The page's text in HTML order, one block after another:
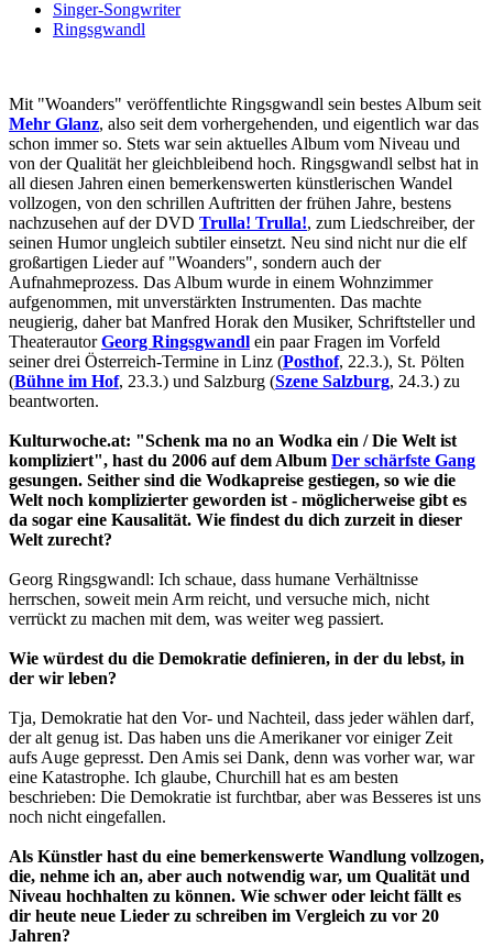
Singer-Songwriter
Ringsgwandl
Mit "Woanders" veröffentlichte Ringsgwandl sein bestes Album seit
Mehr Glanz, also seit dem vorhergehenden, und eigentlich war das
schon immer so. Stets war sein aktuelles Album vom Niveau und
von der Qualität her gleichbleibend hoch. Ringsgwandl selbst hat in
all diesen Jahren einen bemerkenswerten künstlerischen Wandel
vollzogen, von den schrillen Auftritten der frühen Jahre, bestens
nachzusehen auf der DVD Trulla! Trulla!, zum Liedschreiber, der
seinen Humor ungleich subtiler einsetzt. Neu sind nicht nur die elf
großartigen Lieder auf "Woanders", sondern auch der
Aufnahmeprozess. Das Album wurde in einem Wohnzimmer
aufgenommen, mit unverstärkten Instrumenten. Das machte
neugierig, daher bat Manfred Horak den Musiker, Schriftsteller und
TheaterautorGeorg Ringsgwandl ein paar Fragen im Vorfeld
seiner drei Österreich-Termine in Linz (Posthof, 22.3.), St. Pölten
(Bühne im Hof, 23.3.) und Salzburg (Szene Salzburg, 24.3.) zu
beantworten.
Kulturwoche.at: "Schenk ma no an Wodka ein / Die Welt ist
kompliziert", hast du 2006 auf dem Album Der schärfste Gang
gesungen. Seither sind die Wodkapreise gestiegen, so wie die
Welt noch komplizierter geworden ist - möglicherweise gibt es
da sogar eine Kausalität. Wie findest du dich zurzeit in dieser
Welt zurecht?
Georg Ringsgwandl: Ich schaue, dass humane Verhältnisse
herrschen, soweit mein Arm reicht, und versuche mich, nicht
verrückt zu machen mit dem, was weiter weg passiert.
Wie würdest du die Demokratie definieren, in der du lebst, in
der wir leben?
Tja, Demokratie hat den Vor- und Nachteil, dass jeder wählen darf,
der alt genug ist. Das haben uns die Amerikaner vor einiger Zeit
aufs Auge gepresst. Den Amis sei Dank, denn was vorher war, war
eine Katastrophe. Ich glaube, Churchill hat es am besten
beschrieben: Die Demokratie ist furchtbar, aber was Besseres ist uns
noch nicht eingefallen.
Als Künstler hast du eine bemerkenswerte Wandlung vollzogen,
die, nehme ich an, aber auch notwendig war, um Qualität und
Niveau hochhalten zu können. Wie schwer oder leicht fällt es
dir heute neue Lieder zu schreiben im Vergleich zu vor 20
Jahren?